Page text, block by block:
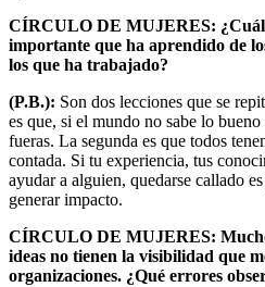
CÍRCULO DE MUJERES: ¿Cuál
importante que ha aprendido de
los que ha trabajado?
(P.B.): Son dos lecciones que se
es que, si el mundo no sabe lo
fueras. La segunda es que todos
contada. Si tu experiencia, tus
ayudar a alguien, quedarse callado
generar impacto.
CÍRCULO DE MUJERES:
ideas no tienen la visibilidad que
organizaciones. ¿Qué errores